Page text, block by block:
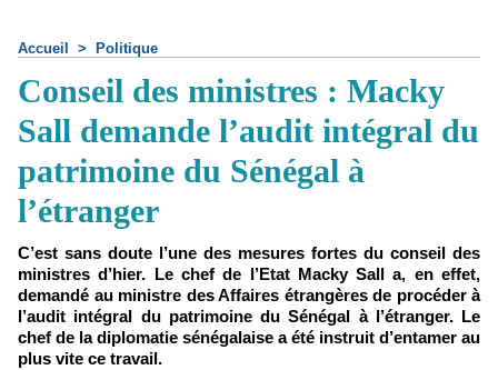
Accueil > Politique
Conseil des ministres : Macky
Sall demande l’audit intégral du
patrimoine du Sénégal à
l’étranger
C’est sans doute l’une des mesures fortes du conseil des
ministres d’hier. Le chef de l’Etat Macky Sall a, en effet,
demandé au ministre des Affaires étrangères de procéder à
l’audit intégral du patrimoine du Sénégal à l’étranger. Le
chef de la diplomatie sénégalaise a été instruit d’entamer au
plus vite ce travail.